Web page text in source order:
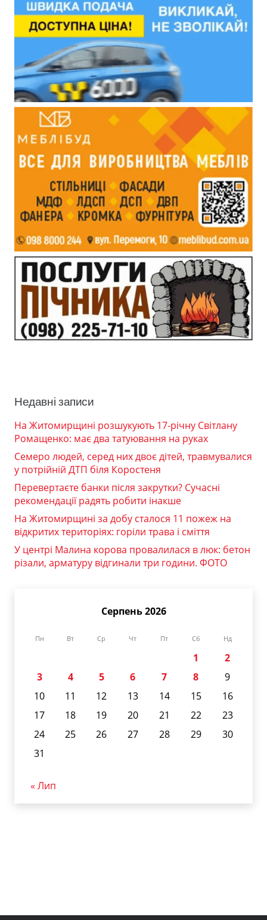
Недавні записи
На Житомирщині розшукують 17-річну Світлану
Ромащенко: має два татуювання на руках
Семеро людей, серед них двоє дітей, травмувалися
у потрійній ДТП біля Коростеня
Перевертаєте банки після закрутки? Сучасні
рекомендації радять робити інакше
На Житомирщині за добу сталося 11 пожеж на
відкритих територіях: горіли трава і сміття
У центрі Малина корова провалилася в люк: бетон
різали, арматуру відгинали три години. ФОТО
Серпень 2026
Пн Вт Ср Чт Пт Сб Нд
1
2
3
4 5 6 7 8
9
10
11 12 13 14 15
16
17
18 19 20 21 22
23
24
25 26 27 28 29
30
31
« Лип